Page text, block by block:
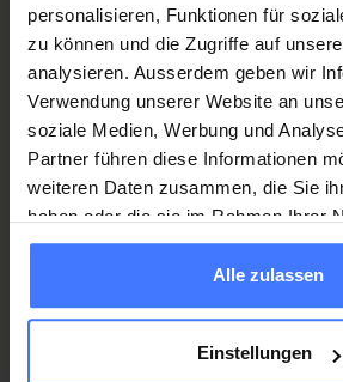
personalisieren, Funktionen für
zu können und die Zugriffe auf
analysieren. Ausserdem geben wir
Verwendung unserer Website an
soziale Medien, Werbung und
Partner führen diese Informationen
weiteren Daten zusammen, die Sie
haben oder die sie im Rahmen Ihrer
gesammelt haben.
Alle zulassen
Einstellungen
Erinnerungsstück
ParaForum-Shop.